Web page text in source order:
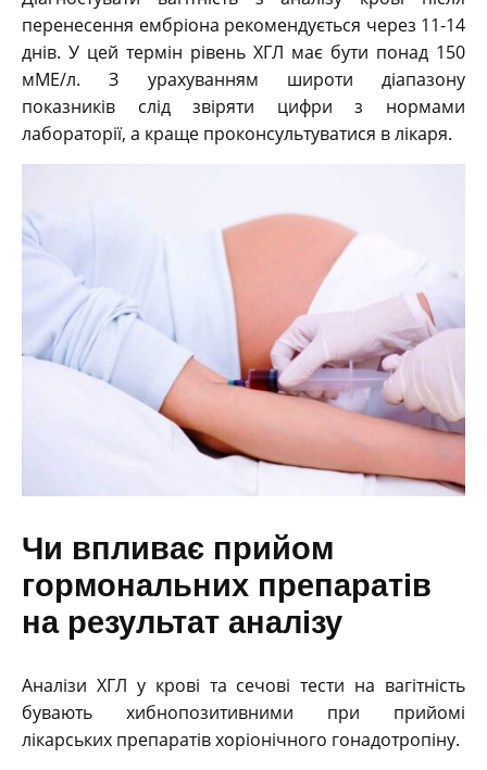
перенесення ембріона рекомендується через 11-14
днів. У цей термін рівень ХГЛ має бути понад 150
мМЕ/л. З урахуванням широти діапазону
показників слід звіряти цифри з нормами
лабораторії, а краще проконсультуватися в лікаря.
Чи впливає прийом
гормональних препаратів
на результат аналізу
Аналізи ХГЛ у крові та сечові тести на вагітність
бувають хибнопозитивними при прийомі
лікарських препаратів хоріонічного гонадотропіну.